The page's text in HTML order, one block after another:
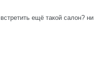
ещё такой салон?